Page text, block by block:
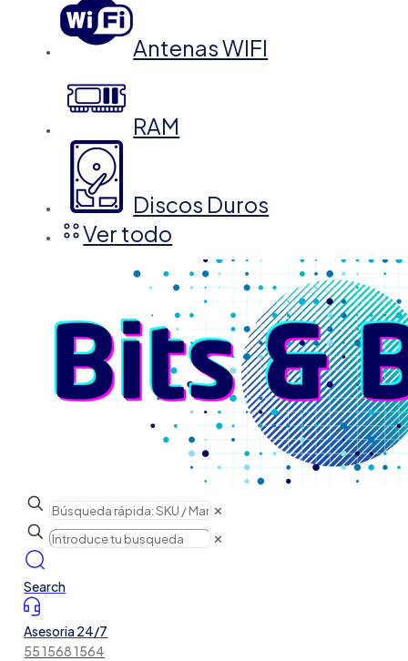
Antenas WIFI
RAM
Discos Duros
Ver todo
✕
✕
Search
Asesoria 24/7
55 1568 1564